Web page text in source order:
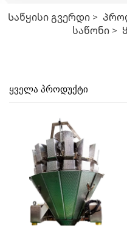
Საწყისი Გვერდი >
Საწონი>
ᲧᲕᲔᲚᲐ ᲞᲠᲝᲓᲣᲥᲢᲘ